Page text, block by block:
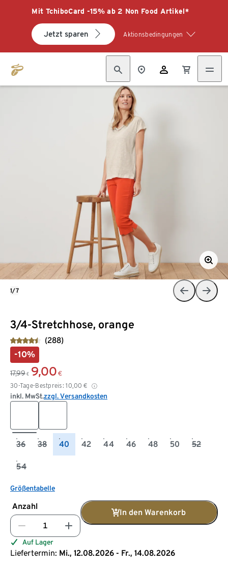
Mit TchiboCard -15% ab 2 Non Food Artikel*
Jetzt sparen Aktionsbedingungen
3/4-Stretchhose, orange
(288)
-10%
17,99 € 9,00 €
30-Tage-Bestpreis: 10,00 €
inkl. MwSt.zzgl. Versandkosten
36 38 40 42 44 46 48 50 52
54
Größentabelle
Anzahl
In den Warenkorb
Auf Lager
Liefertermin: Mi., 12.08.2026 - Fr., 14.08.2026
1/7